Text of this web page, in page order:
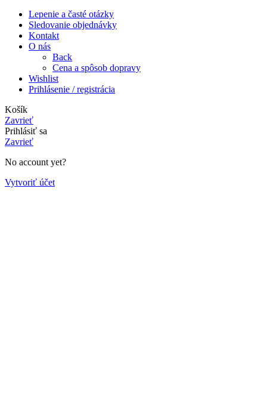
Lepenie a časté otázky
Sledovanie objednávky
Kontakt
O nás
Back
Cena a spôsob dopravy
Wishlist
Prihlásenie / registrácia
Košík
Zavrieť
Prihlásiť sa
Zavrieť
No account yet?
Vytvoriť účet